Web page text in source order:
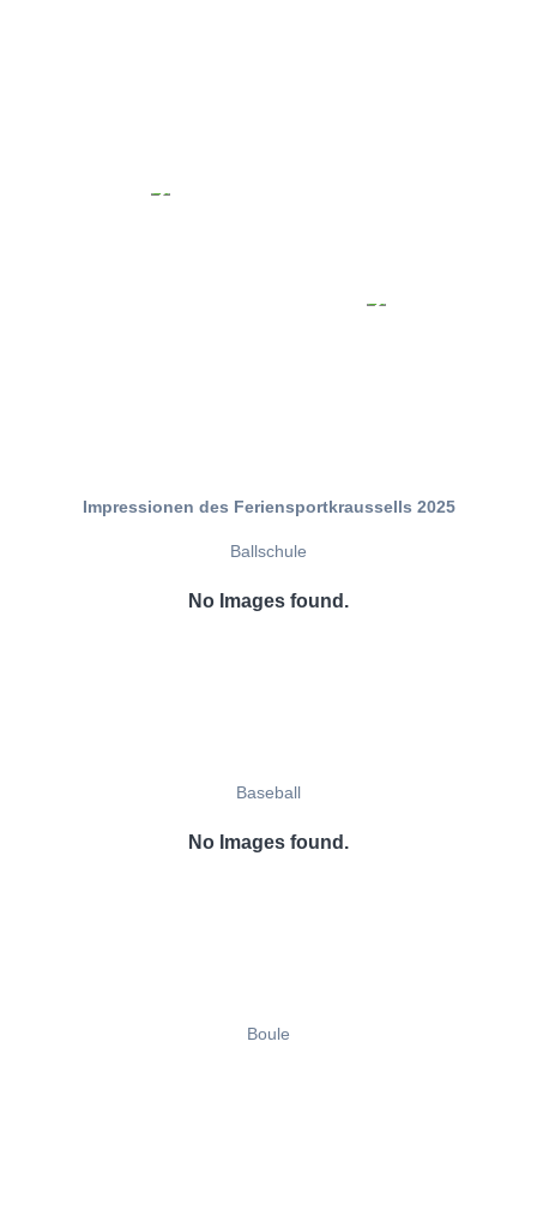
Impressionen des Feriensportkraussells 2025
Ballschule
No Images found.
Baseball
No Images found.
Boule